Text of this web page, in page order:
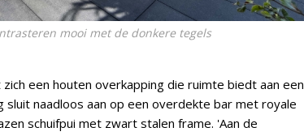
mooi met de donkere tegels
een houten overkapping die ruimte biedt aan een
naadloos aan op een overdekte bar met royale
schuifpui met zwart stalen frame. 'Aan de